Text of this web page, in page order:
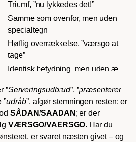
Triumf, ”nu lykkedes det!”
Samme som ovenfor, men uden
specialtegn
Høflig overrækkelse, ”værsgo at
tage”
Identisk betydning, men uden æ
”Serveringsudbrud”, ”præsenterer
”udråb”, afgør stemningen resten: er
SÅDAN/SAADAN ; er der
VÆRSGO/VAERSGO. Har du
er svaret næsten givet – og